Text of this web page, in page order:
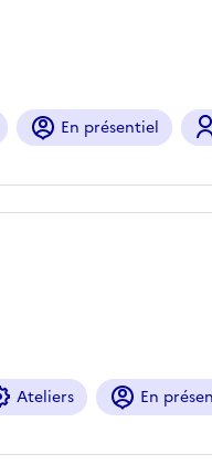
En présentiel
Ateliers En